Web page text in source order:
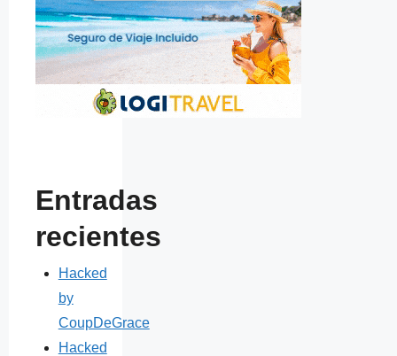
Entradas
recientes
Hacked
by
CoupDeGrace
Hacked